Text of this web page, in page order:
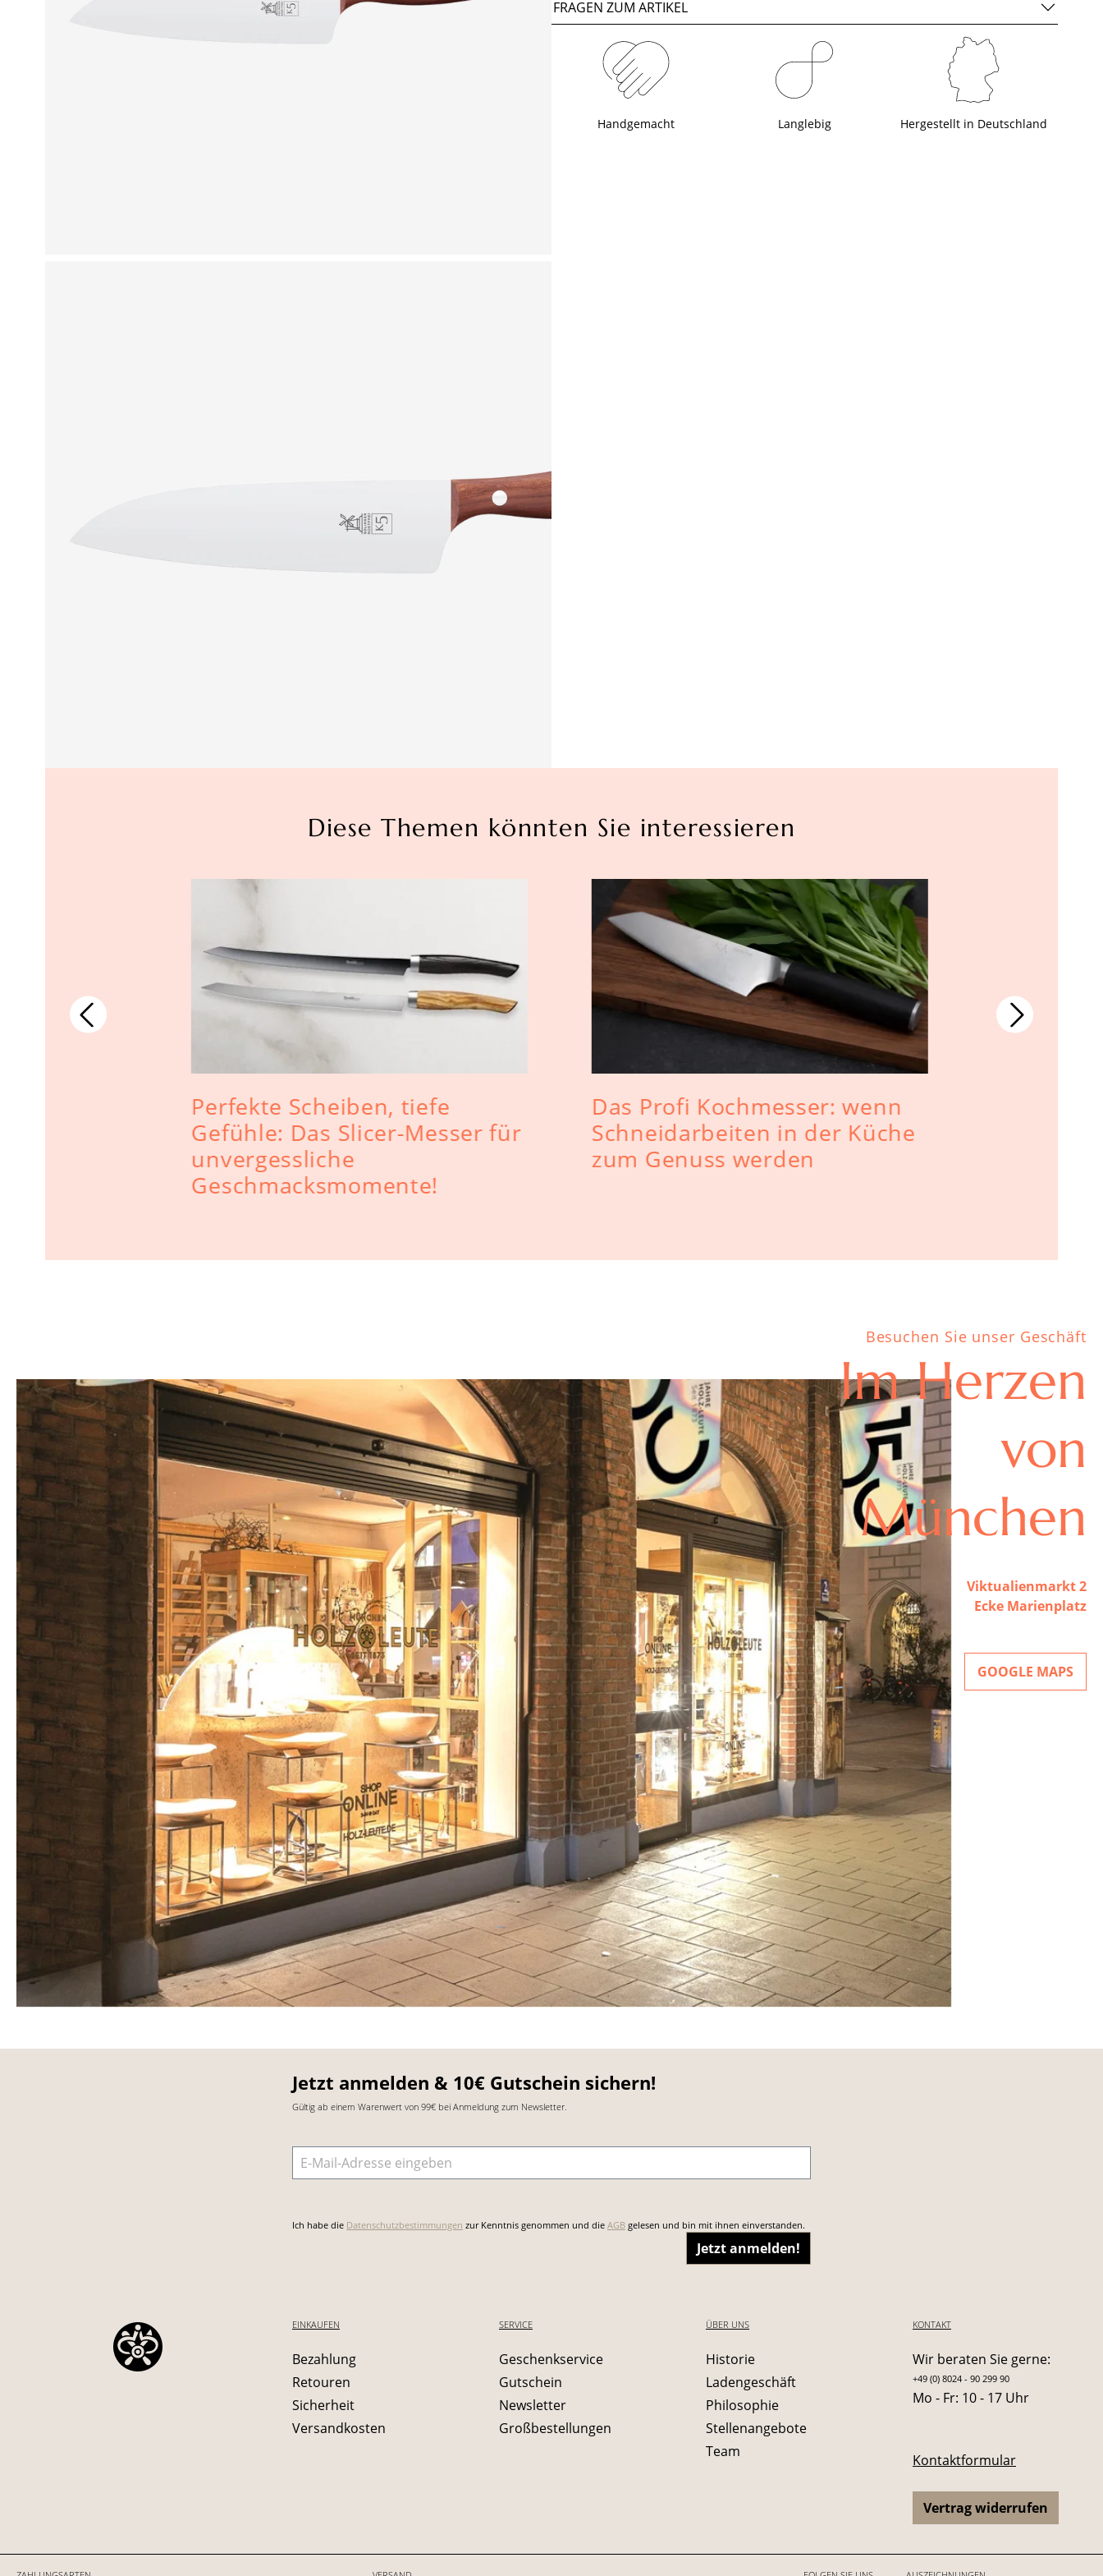
FRAGEN ZUM ARTIKEL
Handgemacht Langlebig Hergestellt in Deutschland
Diese Themen könnten Sie interessieren
Perfekte Scheiben, tiefe
Gefühle: Das Slicer-Messer für
unvergessliche
Geschmacksmomente!
Das Profi Kochmesser: wenn
Schneidarbeiten in der Küche
zum Genuss werden
Besuchen Sie unser Geschäft
Im Herzen
von
München
Viktualienmarkt 2
Ecke Marienplatz
GOOGLE MAPS
Jetzt anmelden & 10€ Gutschein sichern!
Gültig ab einem Warenwert von 99€ bei Anmeldung zum Newsletter.
E-Mail-Adresse
Ich habe die Datenschutzbestimmungen zur Kenntnis genommen und die AGB gelesen und bin mit ihnen einverstanden.
Jetzt anmelden!
EINKAUFEN
Bezahlung
Retouren
Sicherheit
Versandkosten
SERVICE
Geschenkservice
Gutschein
Newsletter
Großbestellungen
ÜBER UNS
Historie
Ladengeschäft
Philosophie
Stellenangebote
Team
KONTAKT
Wir beraten Sie gerne:
+49 (0) 8024 - 90 299 90
Mo - Fr: 10 - 17 Uhr
Kontaktformular
Vertrag widerrufen